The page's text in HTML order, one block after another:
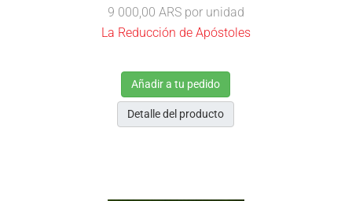
9 000,00 ARS por unidad
La Reducción de Apóstoles
Añadir a tu pedido
Detalle del producto